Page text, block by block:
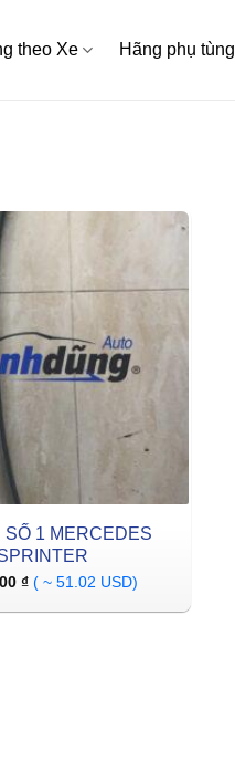
theo Xe Hãng phụ tùng
SỐ 1 MERCEDES
₫ ( ~ 51.02 USD)